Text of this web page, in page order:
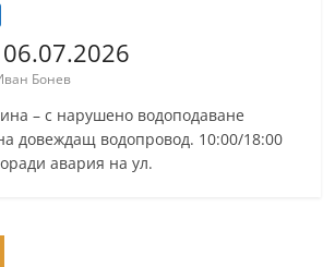
Бонев
– с нарушено водоподаване
довеждащ водопровод. 10:00/18:00
авария на ул.